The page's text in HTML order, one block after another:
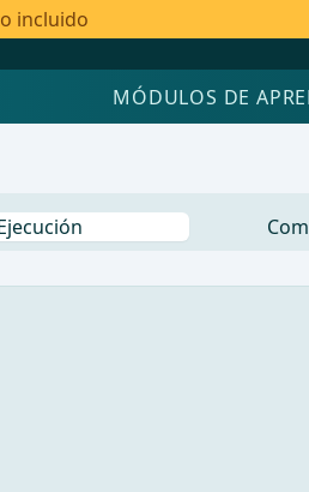
incluido
MÓDULOS DE